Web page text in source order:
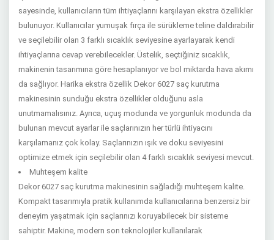
sayesinde, kullanıcıların tüm ihtiyaçlarını karşılayan ekstra özellikler
bulunuyor. Kullanıcılar yumuşak fırça ile sürükleme teline daldırabilir
ve seçilebilir olan 3 farklı sıcaklık seviyesine ayarlayarak kendi
ihtiyaçlarına cevap verebilecekler. Üstelik, seçtiğiniz sıcaklık,
makinenin tasarımına göre hesaplanıyor ve bol miktarda hava akımı
da sağlıyor. Harika ekstra özellik Dekor 6027 saç kurutma
makinesinin sunduğu ekstra özellikler olduğunu asla
unutmamalısınız. Ayrıca, uçuş modunda ve yorgunluk modunda da
bulunan mevcut ayarlar ile saçlarınızın her türlü ihtiyacını
karşılamanız çok kolay. Saçlarınızın ışık ve doku seviyesini
optimize etmek için seçilebilir olan 4 farklı sıcaklık seviyesi mevcut.
Muhteşem kalite
Dekor 6027 saç kurutma makinesinin sağladığı muhteşem kalite.
Kompakt tasarımıyla pratik kullanımda kullanıcılarına benzersiz bir
deneyim yaşatmak için saçlarınızı koruyabilecek bir sisteme
sahiptir. Makine, modern son teknolojiler kullanılarak